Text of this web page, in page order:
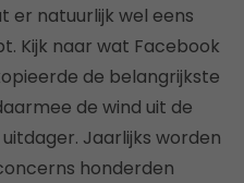
er natuurlijk wel eens
Kijk naar wat Facebook
de belangrijkste
de wind uit de
Jaarlijks worden
honderden